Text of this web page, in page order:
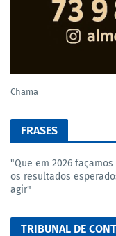
Chama
FRASES
"Que em 2026
os resultados
agir"
TRIBUNAL DE